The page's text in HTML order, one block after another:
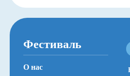
Фестиваль
О нас